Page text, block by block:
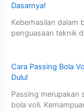
Dasarnya!
Keberhasilan dalam
penguasaan teknik
Cara Passing Bola
Dulu!
Passing merupakan
bola voli.